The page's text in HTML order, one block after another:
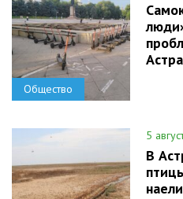
Общество
5
В